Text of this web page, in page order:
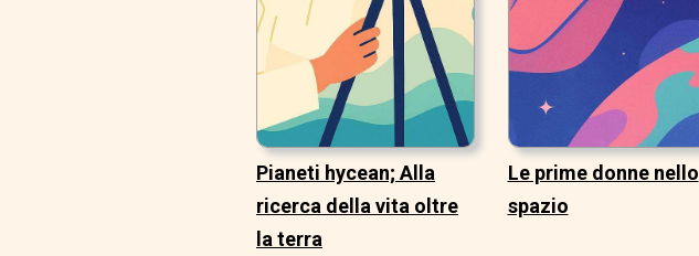
Pianeti hycean; Alla
ricerca della vita oltre
la terra
Le prime donne nello
spazio